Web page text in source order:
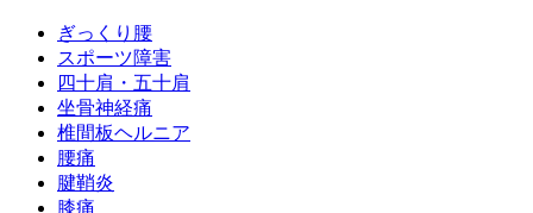
ぎっくり腰
スポーツ障害
四十肩・五十肩
坐骨神経痛
椎間板ヘルニア
腰痛
腱鞘炎
膝痛